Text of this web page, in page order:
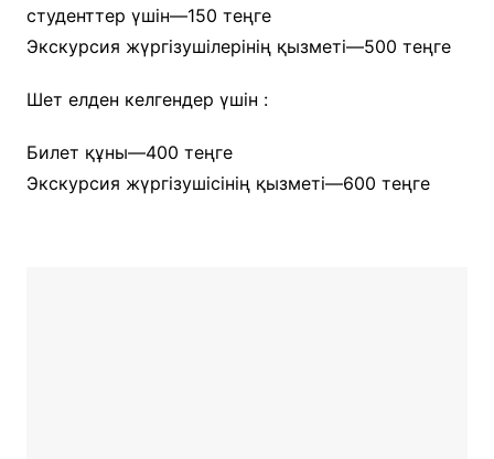
студенттер үшін—150 теңге
Экскурсия жүргізушілерінің қызметі—500 теңге
Шет елден келгендер үшін :
Билет құны—400 теңге
Экскурсия жүргізушісінің қызметі—600 теңге